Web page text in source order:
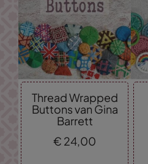
Thread Wrapped
Buttons van Gina
Barrett
€ 24,00